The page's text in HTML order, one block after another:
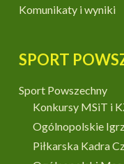
Komunikaty i wyniki
SPORT
Sport Powszechny
Konkursy MSiT i
Ogólnopolskie
Piłkarska Kadra